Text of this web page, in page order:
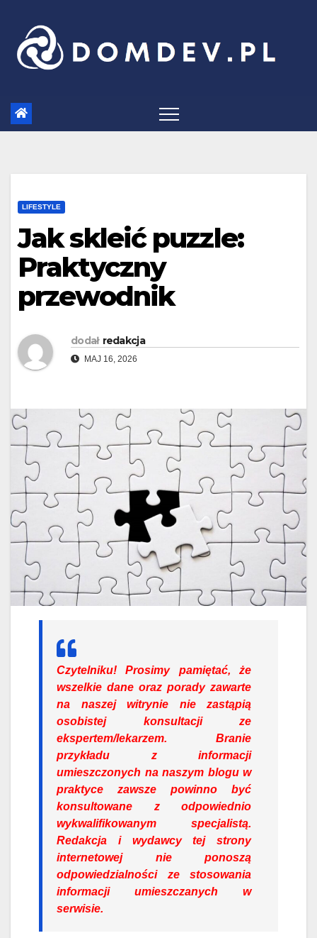
content
LIFESTYLE
Jak skleić puzzle:
Praktyczny
przewodnik
dodał redakcja
MAJ 16, 2026
Czytelniku! Prosimy pamiętać, że
wszelkie dane oraz porady zawarte
na naszej witrynie nie zastąpią
osobistej konsultacji ze
ekspertem/lekarzem. Branie
przykładu z informacji
umieszczonych na naszym blogu w
praktyce zawsze powinno być
konsultowane z odpowiednio
wykwalifikowanym specjalistą.
Redakcja i wydawcy tej strony
internetowej nie ponoszą
odpowiedzialności ze stosowania
informacji umieszczanych w
serwisie.